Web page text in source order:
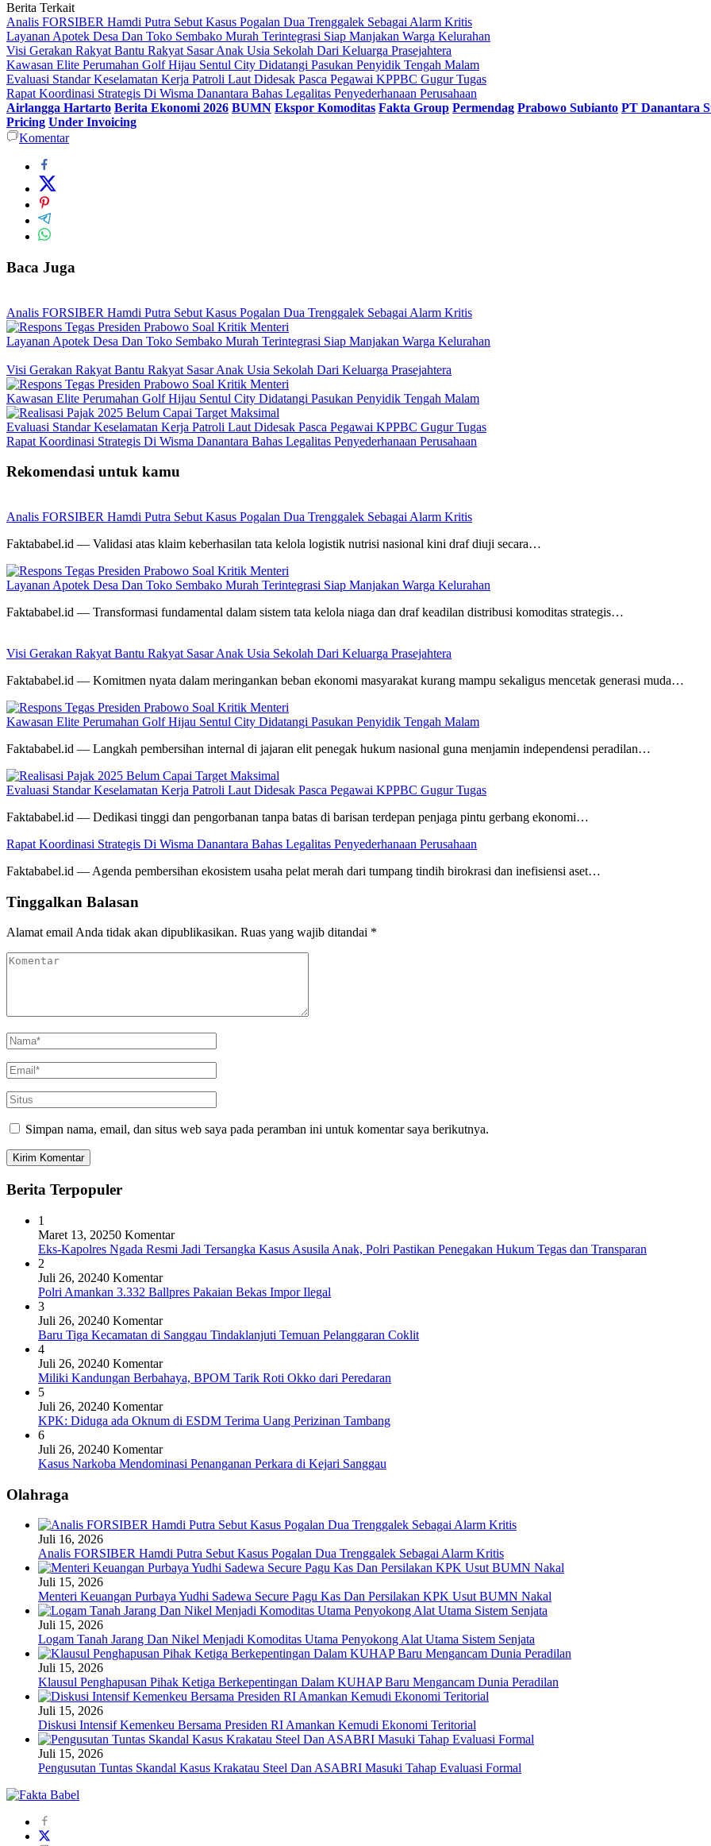
Berita Terkait
Analis FORSIBER Hamdi Putra Sebut Kasus Pogalan Dua Trenggalek Sebagai Alarm Kritis
Layanan Apotek Desa Dan Toko Sembako Murah Terintegrasi Siap Manjakan Warga Kelurahan
Visi Gerakan Rakyat Bantu Rakyat Sasar Anak Usia Sekolah Dari Keluarga Prasejahtera
Kawasan Elite Perumahan Golf Hijau Sentul City Didatangi Pasukan Penyidik Tengah Malam
Evaluasi Standar Keselamatan Kerja Patroli Laut Didesak Pasca Pegawai KPPBC Gugur Tugas
Rapat Koordinasi Strategis Di Wisma Danantara Bahas Legalitas Penyederhanaan Perusahaan
Airlangga Hartarto Berita Ekonomi 2026 BUMN Ekspor Komoditas Fakta Group Permendag Prabowo Subianto PT Danantara
Pricing Under Invoicing
Komentar
Baca Juga
Analis FORSIBER Hamdi Putra Sebut Kasus Pogalan Dua Trenggalek Sebagai Alarm Kritis
Layanan Apotek Desa Dan Toko Sembako Murah Terintegrasi Siap Manjakan Warga Kelurahan
Visi Gerakan Rakyat Bantu Rakyat Sasar Anak Usia Sekolah Dari Keluarga Prasejahtera
Kawasan Elite Perumahan Golf Hijau Sentul City Didatangi Pasukan Penyidik Tengah Malam
Evaluasi Standar Keselamatan Kerja Patroli Laut Didesak Pasca Pegawai KPPBC Gugur Tugas
Rapat Koordinasi Strategis Di Wisma Danantara Bahas Legalitas Penyederhanaan Perusahaan
Rekomendasi untuk kamu
Analis FORSIBER Hamdi Putra Sebut Kasus Pogalan Dua Trenggalek Sebagai Alarm Kritis
Faktababel.id — Validasi atas klaim keberhasilan tata kelola logistik nutrisi nasional kini draf diuji secara…
Layanan Apotek Desa Dan Toko Sembako Murah Terintegrasi Siap Manjakan Warga Kelurahan
Faktababel.id — Transformasi fundamental dalam sistem tata kelola niaga dan draf keadilan distribusi komoditas strategis…
Visi Gerakan Rakyat Bantu Rakyat Sasar Anak Usia Sekolah Dari Keluarga Prasejahtera
Faktababel.id — Komitmen nyata dalam meringankan beban ekonomi masyarakat kurang mampu sekaligus mencetak generasi muda…
Kawasan Elite Perumahan Golf Hijau Sentul City Didatangi Pasukan Penyidik Tengah Malam
Faktababel.id — Langkah pembersihan internal di jajaran elit penegak hukum nasional guna menjamin independensi peradilan…
Evaluasi Standar Keselamatan Kerja Patroli Laut Didesak Pasca Pegawai KPPBC Gugur Tugas
Faktababel.id — Dedikasi tinggi dan pengorbanan tanpa batas di barisan terdepan penjaga pintu gerbang ekonomi…
Rapat Koordinasi Strategis Di Wisma Danantara Bahas Legalitas Penyederhanaan Perusahaan
Faktababel.id — Agenda pembersihan ekosistem usaha pelat merah dari tumpang tindih birokrasi dan inefisiensi aset…
Tinggalkan Balasan
Alamat email Anda tidak akan dipublikasikan. Ruas yang wajib ditandai *
Simpan nama, email, dan situs web saya pada peramban ini untuk komentar saya berikutnya.
Berita Terpopuler
1
Maret 13, 20250 Komentar
Eks-Kapolres Ngada Resmi Jadi Tersangka Kasus Asusila Anak, Polri Pastikan Penegakan Hukum Tegas dan Transparan
2
Juli 26, 20240 Komentar
Polri Amankan 3.332 Ballpres Pakaian Bekas Impor Ilegal
3
Juli 26, 20240 Komentar
Baru Tiga Kecamatan di Sanggau Tindaklanjuti Temuan Pelanggaran Coklit
4
Juli 26, 20240 Komentar
Miliki Kandungan Berbahaya, BPOM Tarik Roti Okko dari Peredaran
5
Juli 26, 20240 Komentar
KPK: Diduga ada Oknum di ESDM Terima Uang Perizinan Tambang
6
Juli 26, 20240 Komentar
Kasus Narkoba Mendominasi Penanganan Perkara di Kejari Sanggau
Olahraga
Juli 16, 2026
Analis FORSIBER Hamdi Putra Sebut Kasus Pogalan Dua Trenggalek Sebagai Alarm Kritis
Juli 15, 2026
Menteri Keuangan Purbaya Yudhi Sadewa Secure Pagu Kas Dan Persilakan KPK Usut BUMN Nakal
Juli 15, 2026
Logam Tanah Jarang Dan Nikel Menjadi Komoditas Utama Penyokong Alat Utama Sistem Senjata
Juli 15, 2026
Klausul Penghapusan Pihak Ketiga Berkepentingan Dalam KUHAP Baru Mengancam Dunia Peradilan
Juli 15, 2026
Diskusi Intensif Kemenkeu Bersama Presiden RI Amankan Kemudi Ekonomi Teritorial
Juli 15, 2026
Pengusutan Tuntas Skandal Kasus Krakatau Steel Dan ASABRI Masuki Tahap Evaluasi Formal